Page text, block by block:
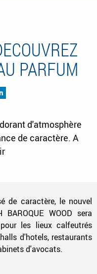
PARFUM
d'atmosphère
de caractère. A
de caractère, le nouvel
BAROQUE WOOD sera
les lieux calfeutrés
d'hotels, restaurants
d'avocats.